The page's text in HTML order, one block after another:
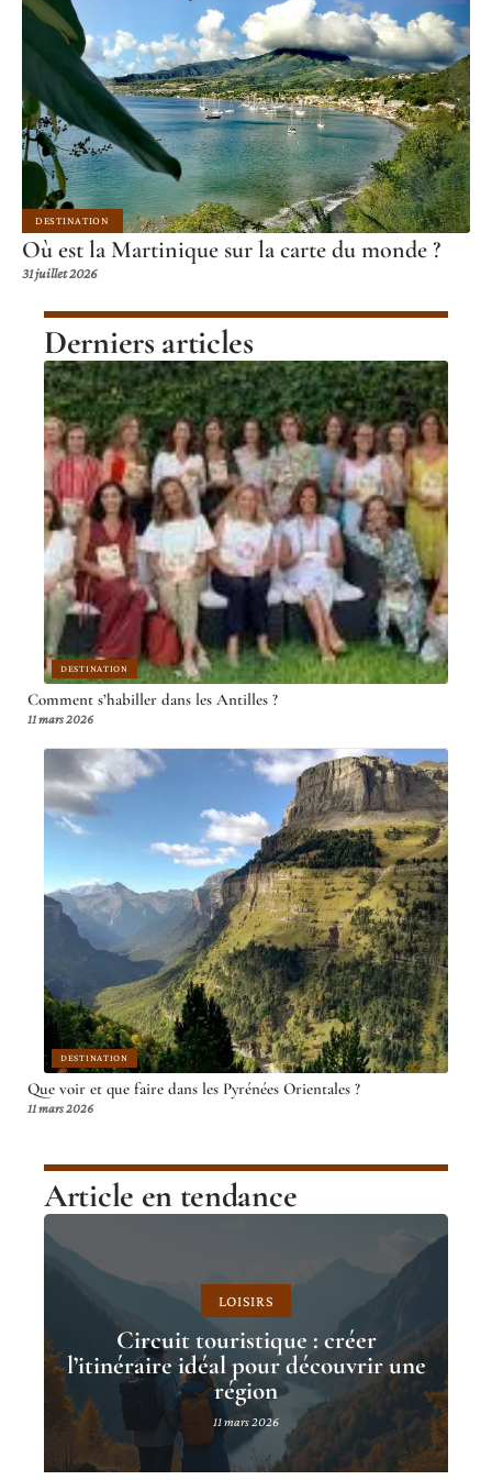
DESTINATION
Où est la Martinique sur la carte du monde ?
31 juillet 2026
Derniers articles
DESTINATION
Comment s’habiller dans les Antilles ?
11 mars 2026
DESTINATION
Que voir et que faire dans les Pyrénées Orientales ?
11 mars 2026
Article en tendance
LOISIRS
Circuit touristique : créer
l’itinéraire idéal pour découvrir une
région
11 mars 2026